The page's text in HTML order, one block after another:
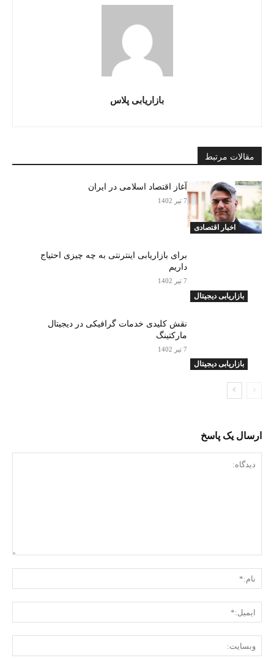
بازاریابی پلاس
مقالات مرتبط
اخبار اقتصادی
آغاز اقتصاد اسلامی در ایران
7 تیر 1402
بازاریابی دیجیتال
برای بازاریابی اینترنتی به چه چیزی احتیاج
داریم
7 تیر 1402
بازاریابی دیجیتال
نقش کلیدی خدمات گرافیکی در دیجیتال
مارکتینگ
7 تیر 1402
ارسال یک پاسخ